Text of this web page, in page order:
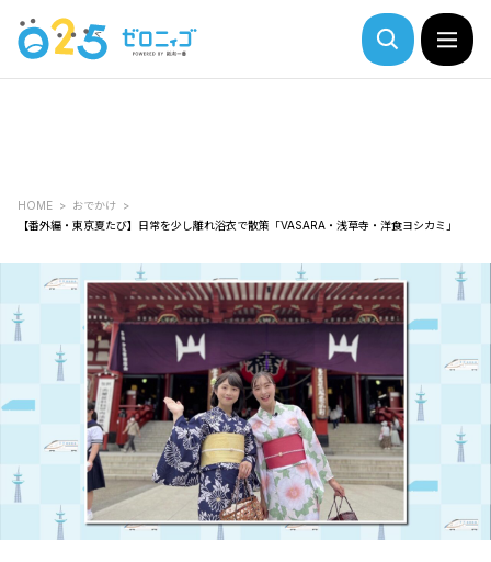
HOME
おでかけ
【番外編・東京夏たび】日常を少し離れ浴衣で散策「VASARA・浅草寺・洋食ヨシカミ」